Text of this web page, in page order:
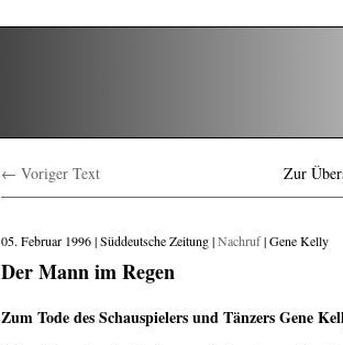
← Voriger Text Zur
05. Februar 1996 | Süddeutsche Zeitung |Nachruf| Gene Kelly
Der Mann im Regen
Zum Tode des Schauspielers und Tänzers Gene